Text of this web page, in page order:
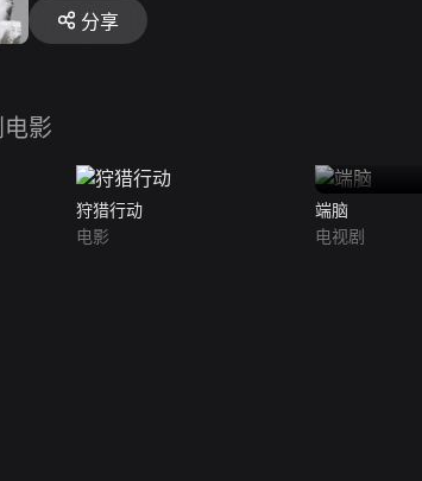
毁》播出，在剧中饰演黑哥。2022年8月25日，参演
分享
电影
狩猎行动
电影
端脑
电视剧